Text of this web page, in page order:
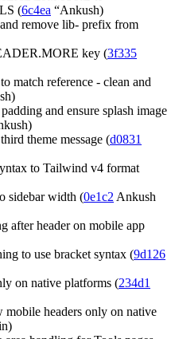
(6c4ea “Ankush)
remove lib- prefix from
key (3f335
match reference - clean and
and ensure splash image
theme message (d0831
to Tailwind v4 format
sidebar width (0e1c2 Ankush
after header on mobile app
to use bracket syntax (9d126
on native platforms (234d1
mobile headers only on native